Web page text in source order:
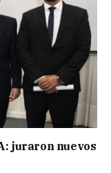
juraron nuevos